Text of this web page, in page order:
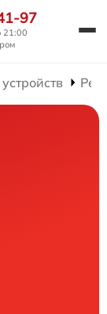
97
21:00